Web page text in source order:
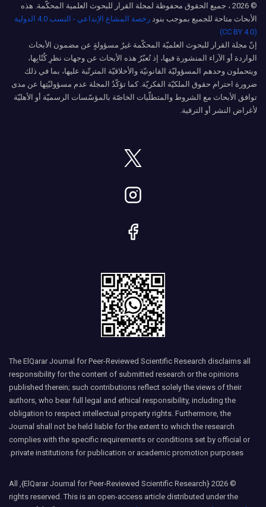
© 2026 ، جميع الحقوق محفوظة لمجلة القرار للبحوث العلمية المحكّمة. هذه
الأبحاث متاحة للجميع بموجب بنود
رخصة المشاع الإبداعي - النسب 4.0 الدولية
(CC BY 4.0)
إنّ مجلة القرار للبحوث العلميّة المحكّمة غيرُ مسؤولةٍ عن مضمون الأبحاث
الواردة أو الآراء المنشورة فيها، إذ تُعبّرُ هذه الأبحاث عن وجهات نظرِ كُتّابِها،
ويتحملون وحدهم المسؤوليّة القانونيّة والأخلاقيّة المترتّبة عليها، بما في ذلك
ضرورة احترام حقوق الملكيّة الفكريّة. كما تؤكّدُ المجلة عدم مسؤوليّتِها عن مدى
توافق الأبحاث مع الشروط والمتطلّبات الخاصّة بالمؤسّسات الرسميّة أو الأهليّة
لأغراض النشر أو الترقية.
The ElQarar Journal for Peer-Reviewed Scientific Research disclaims all
responsibility for the content of submitted research or the opinions
published therein; such contributions reflect solely the views of their
authors, who bear full legal and ethical responsibility, including the
obligation to respect intellectual property rights. Furthermore, the
Journal shall not be held liable for the extent to which the research
complies with the specific requirements or conditions set by official or
private institutions for publication or academic promotion purposes.
© 2026 {ElQarar Journal for Peer-Reviewed Scientific Research}, All
rights reserved. This is an open-access article distributed under the